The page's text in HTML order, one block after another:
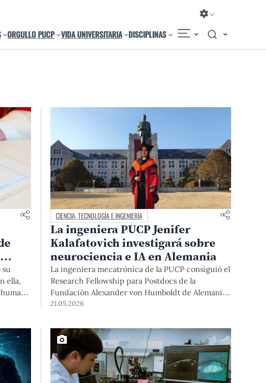
ORGULLO PUCP VIDA UNIVERSITARIA DISCIPLINAS
ella,
un
la
CIENCIA, TECNOLOGÍA E INGENIERÍA
La ingeniera PUCP Jenifer
Kalafatovich investigará sobre
neurociencia e IA en Alemania
La ingeniera mecatrónica de la PUCP consiguió el
Research Fellowship para Postdocs de la
Fundación Alexander von Humboldt de Alemania,
uno de los programas de investigación más
investigación que une IA, ingeniería y medicina
para explorar el desarrollo cerebral desde etapas
prenatales.
21.05.2026